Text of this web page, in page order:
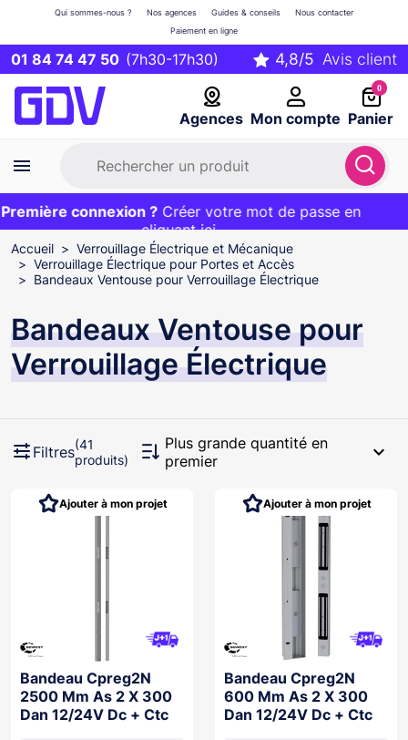
01 84 74 47 50 (7h30-17h30)
Agences Mon compte
Qui sommes-nous ? Nos agences Guides & conseils
Nous contacter
Paiement en ligne
0
Panier
Première commande ?20€ OFFERT sur votre panier
et livraison 24/48h gratuite avec le codeBIENVENUE
connexion ? Créer votre mot de passe en
cliquant ici
EXCLU WEB :
Accueil
Verrouillage Électrique et Mécanique
Verrouillage Électrique pour Portes et Accès
Bandeaux Ventouse pour Verrouillage Électrique
Bandeaux Ventouse pour
Verrouillage Électrique
Filtres(41
produits)
Plus grande quantité en
premier
expand_more
Bandeau Cpreg2N
2500 Mm As 2 X 300
Dan 12/24V Dc + Ctc
Ajouter à mon projet
Bandeau Cpreg2N
600 Mm As 2 X 300
Dan 12/24V Dc + Ctc
Ajouter à mon projet